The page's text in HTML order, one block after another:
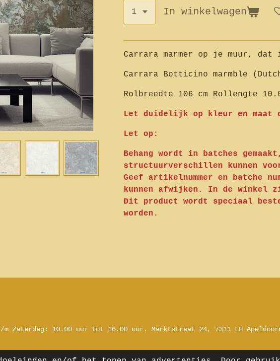
In winkelwagen
Carrara marmer op je muur,
Carrara Botticino marmble
Rolbreedte 106 cm Rollengte
Let duidelijk op kleur en maat
Let op:
Behang wordt in batches
structuurverschillen kunnen
Geef artikelnummer en batche
kunnen afwijken. In de winkel
Dit product wordt speciaal
worden.
m Zaterdag: 10.00 uur tot 16.00 uur. Marktstraat 24, 7311 LH